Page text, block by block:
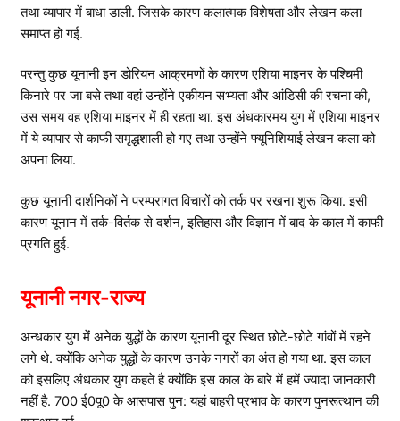
तथा व्यापार में बाधा डाली. जिसके कारण कलात्मक विशेषता और लेखन कला
समाप्त हो गई.
परन्तु कुछ यूनानी इन डोरियन आक्रमणों के कारण एशिया माइनर के पश्चिमी
किनारे पर जा बसे तथा वहां उन्होंने एकीयन सभ्यता और आंडिसी की रचना की,
उस समय वह एशिया माइनर में ही रहता था. इस अंधकारमय युग में एशिया माइनर
में ये व्यापार से काफी समृद्धशाली हो गए तथा उन्होंने फ्यूनिशियाई लेखन कला को
अपना लिया.
कुछ यूनानी दार्शनिकों ने परम्परागत विचारों को तर्क पर रखना शुरू किया. इसी
कारण यूनान में तर्क-विर्तक से दर्शन, इतिहास और विज्ञान में बाद के काल में काफी
प्रगति हुई.
यूनानी नगर-राज्य
अन्धकार युग मेंं अनेक युद्धों के कारण यूनानी दूर स्थित छोटे-छोटे गांवों में रहने
लगे थे. क्योंकि अनेक युद्धों के कारण उनके नगरों का अंत हो गया था. इस काल
को इसलिए अंधकार युग कहते है क्योंकि इस काल के बारे में हमें ज्यादा जानकारी
नहीं है. 700 ई0पू0 के आसपास पुन: यहां बाहरी प्रभाव के कारण पुनरूत्थान की